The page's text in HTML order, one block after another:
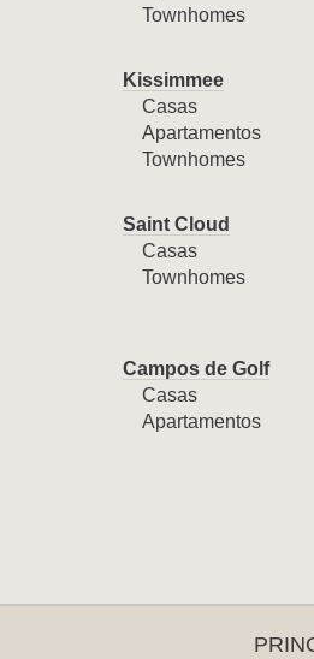
Townhomes
Kissimmee
Casas
Apartamentos
Townhomes
Saint Cloud
Casas
Townhomes
Campos de Golf
Casas
Apartamentos